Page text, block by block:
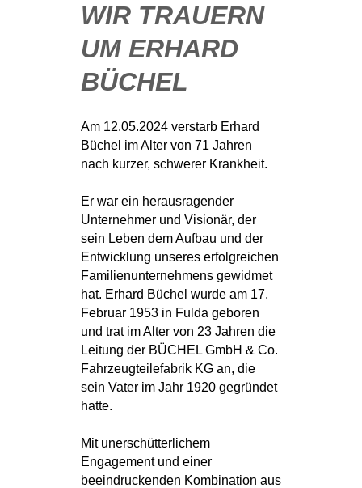
WIR TRAUERN
UM ERHARD
BÜCHEL
Am 12.05.2024 verstarb Erhard
Büchel im Alter von 71 Jahren
nach kurzer, schwerer Krankheit.
Er war ein herausragender
Unternehmer und Visionär, der
sein Leben dem Aufbau und der
Entwicklung unseres erfolgreichen
Familienunternehmens gewidmet
hat. Erhard Büchel wurde am 17.
Februar 1953 in Fulda geboren
und trat im Alter von 23 Jahren die
Leitung der BÜCHEL GmbH & Co.
Fahrzeugteilefabrik KG an, die
sein Vater im Jahr 1920 gegründet
hatte.
Mit unerschütterlichem
Engagement und einer
beeindruckenden Kombination aus